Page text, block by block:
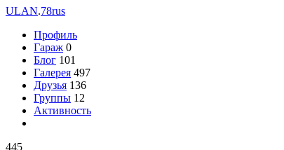
ULAN.78rus
Профиль
Гараж 0
Блог 101
Галерея 497
Друзья 136
Группы 12
Активность
445